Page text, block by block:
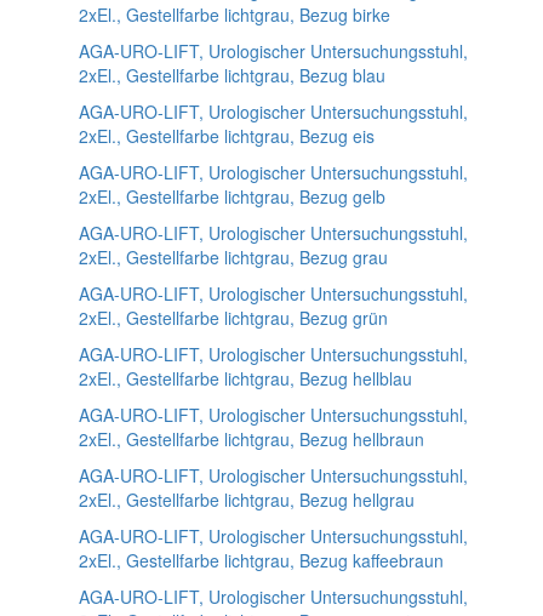
2xEl., Gestellfarbe lichtgrau, Bezug birke
AGA-URO-LIFT, Urologischer Untersuchungsstuhl,
2xEl., Gestellfarbe lichtgrau, Bezug blau
AGA-URO-LIFT, Urologischer Untersuchungsstuhl,
2xEl., Gestellfarbe lichtgrau, Bezug eis
AGA-URO-LIFT, Urologischer Untersuchungsstuhl,
2xEl., Gestellfarbe lichtgrau, Bezug gelb
AGA-URO-LIFT, Urologischer Untersuchungsstuhl,
2xEl., Gestellfarbe lichtgrau, Bezug grau
AGA-URO-LIFT, Urologischer Untersuchungsstuhl,
2xEl., Gestellfarbe lichtgrau, Bezug grün
AGA-URO-LIFT, Urologischer Untersuchungsstuhl,
2xEl., Gestellfarbe lichtgrau, Bezug hellblau
AGA-URO-LIFT, Urologischer Untersuchungsstuhl,
2xEl., Gestellfarbe lichtgrau, Bezug hellbraun
AGA-URO-LIFT, Urologischer Untersuchungsstuhl,
2xEl., Gestellfarbe lichtgrau, Bezug hellgrau
AGA-URO-LIFT, Urologischer Untersuchungsstuhl,
2xEl., Gestellfarbe lichtgrau, Bezug kaffeebraun
AGA-URO-LIFT, Urologischer Untersuchungsstuhl,